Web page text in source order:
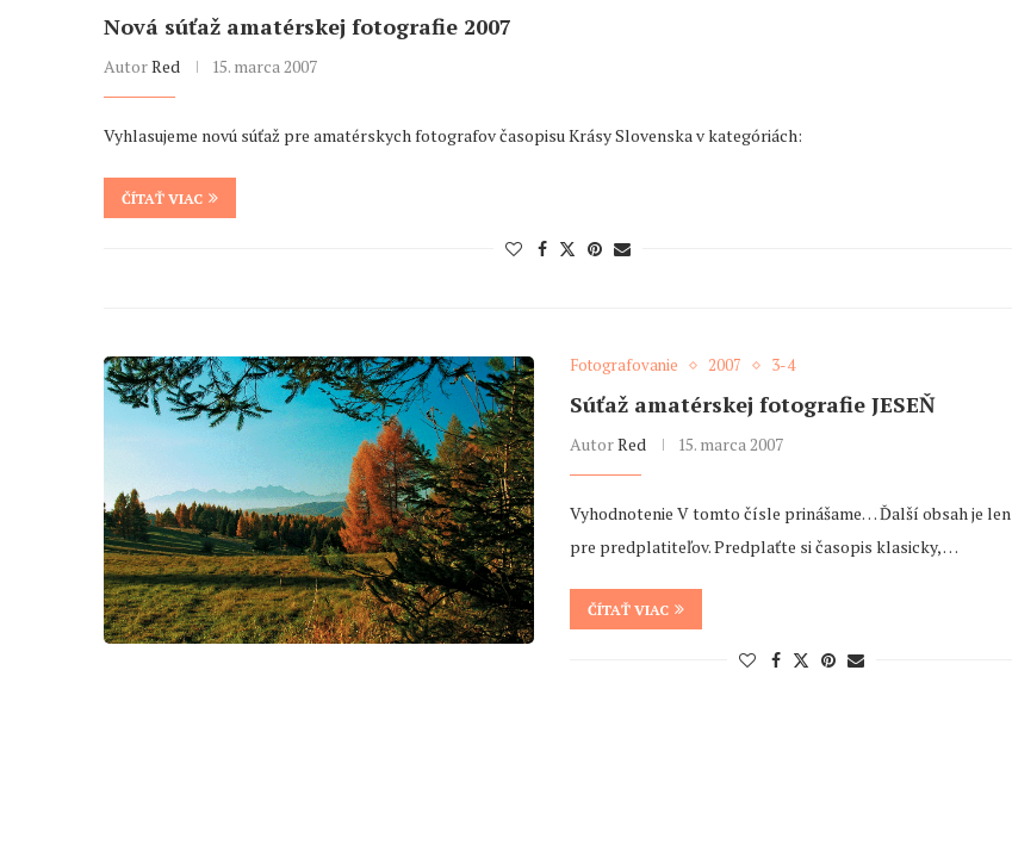
Nová súťaž amatérskej fotografie 2007
AutorRed 15. marca 2007
Vyhlasujeme novú súťaž pre amatérskych fotografov časopisu Krásy Slovenska v kategóriách:
ČÍTAŤ VIAC
Fotografovanie 2007 3-4
Súťaž amatérskej fotografie JESEŇ
AutorRed 15. marca 2007
Vyhodnotenie V tomto čísle prinášame… Ďalší obsah je len
pre predplatiteľov. Predplaťte si časopis klasicky, …
ČÍTAŤ VIAC